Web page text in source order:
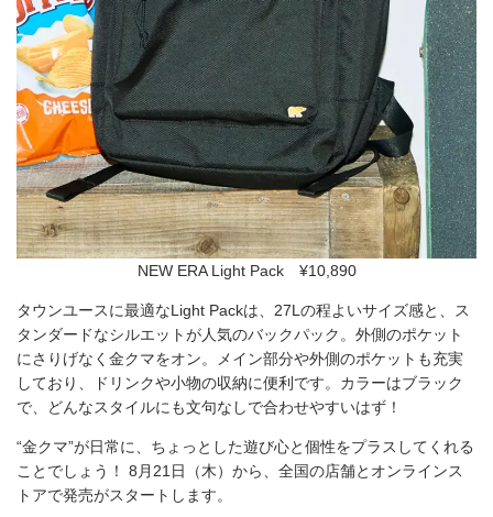
NEW ERA Light Pack ¥10,890
タウンユースに最適なLight Packは、27Lの程よいサイズ感と、ス
タンダードなシルエットが人気のバックパック。外側のポケット
にさりげなく金クマをオン。メイン部分や外側のポケットも充実
しており、ドリンクや小物の収納に便利です。カラーはブラック
で、どんなスタイルにも文句なしで合わせやすいはず！
“金クマ”が日常に、ちょっとした遊び心と個性をプラスしてくれる
ことでしょう！ 8月21日（木）から、全国の店舗とオンラインス
トアで発売がスタートします。